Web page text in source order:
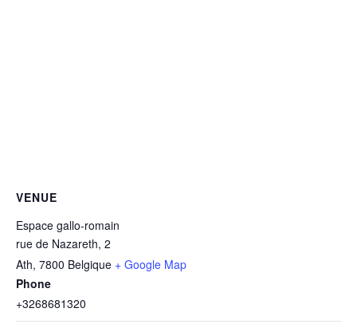
VENUE
Espace gallo-romain
rue de Nazareth, 2
Ath, 7800 Belgique + Google Map
Phone
+3268681320